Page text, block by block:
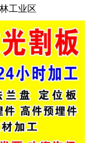
工业区